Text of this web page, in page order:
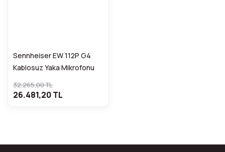
Sennheiser EW 112P G4
Kablosuz Yaka Mikrofonu
32.265,00 TL
26.481,20 TL